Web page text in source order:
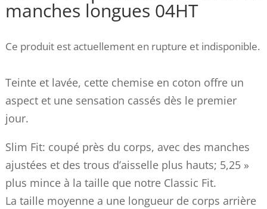
manches longues 04HT
Ce produit est actuellement en rupture et indisponible.
Teinte et lavée, cette chemise en coton offre un
aspect et une sensation cassés dès le premier
jour.
Slim Fit: coupé près du corps, avec des manches
ajustées et des trous d’aisselle plus hauts; 5,25 »
plus mince à la taille que notre Classic Fit.
La taille moyenne a une longueur de corps arrière